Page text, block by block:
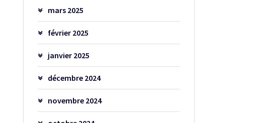
mars 2025
février 2025
janvier 2025
décembre 2024
novembre 2024